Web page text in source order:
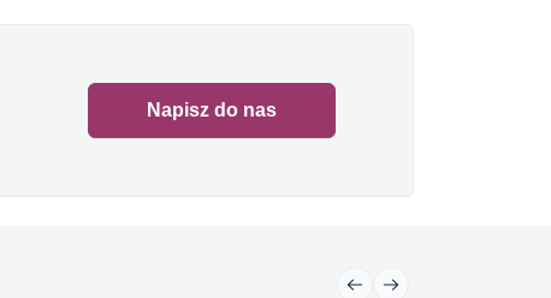
Napisz do nas